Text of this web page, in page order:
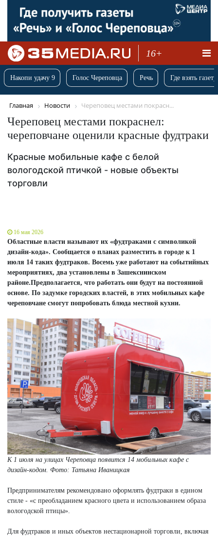
16+
Накопи удачу 9 Голос Череповца Речь Где взять
Главная Новости Череповец местами покрасн...
Череповец местами покраснел:
череповчане оценили красные фудтраки
Красные мобильные кафе с белой
вологодской птичкой - новые объекты
торговли
16 мая 2026
Областные власти называют их «фудтраками с символикой
дизайн-кода». Сообщается о планах разместить в городе к 1
июля 14 таких фудтраков. Восемь уже работают на событийных
мероприятиях, два установлены в Зашекснинском
районе.Предполагается, что работать они будут на постоянной
основе. По задумке городских властей, в этих мобильных кафе
череповчане смогут попробовать блюда местной кухни.
К 1 июля на улицах Череповца появится 14 мобильных кафе с
дизайн-кодом. Фото: Татьяна Иваницкая
Предпринимателям рекомендовано оформлять фудтраки в едином
стиле - «с преобладанием красного цвета и использованием образа
вологодской птицы».
Для фудтраков и иных объектов нестационарной торговли, включая